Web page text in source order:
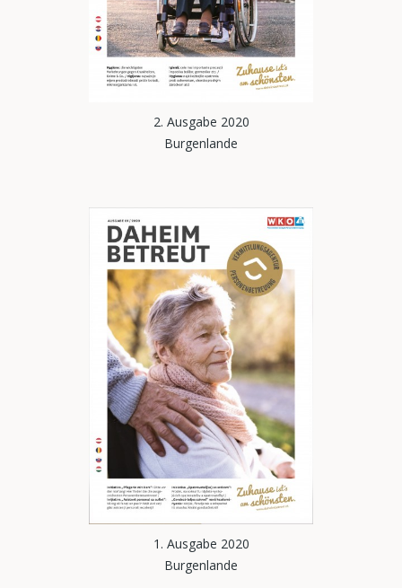
2. Ausgabe 2020
Burgenlande
1. Ausgabe 2020
Burgenlande